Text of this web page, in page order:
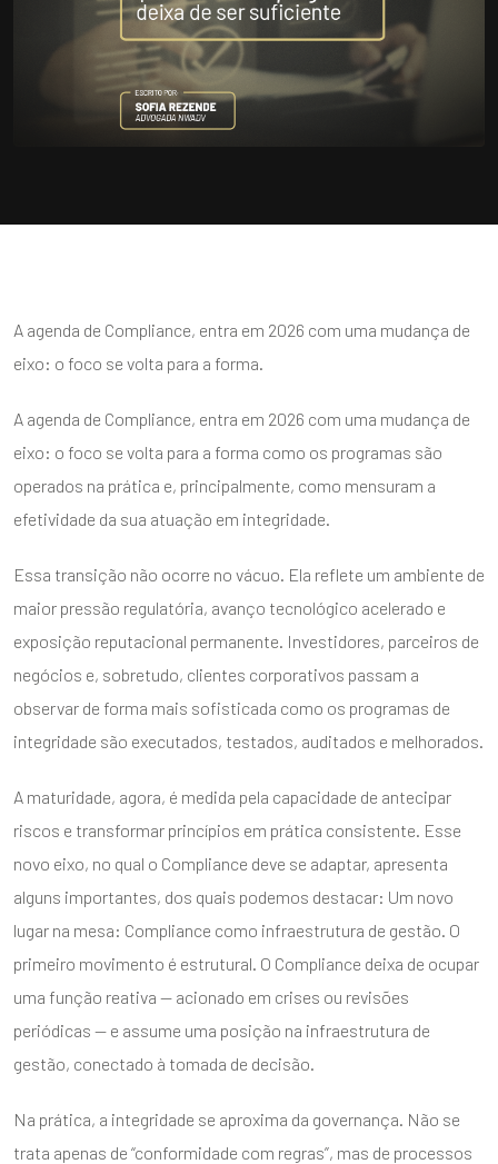
A agenda de Compliance, entra em 2026 com uma mudança de
eixo: o foco se volta para a forma.
A agenda de Compliance, entra em 2026 com uma mudança de
eixo: o foco se volta para a forma como os programas são
operados na prática e, principalmente, como mensuram a
efetividade da sua atuação em integridade.
Essa transição não ocorre no vácuo. Ela reflete um ambiente de
maior pressão regulatória, avanço tecnológico acelerado e
exposição reputacional permanente. Investidores, parceiros de
negócios e, sobretudo, clientes corporativos passam a
observar de forma mais sofisticada como os programas de
integridade são executados, testados, auditados e melhorados.
A maturidade, agora, é medida pela capacidade de antecipar
riscos e transformar princípios em prática consistente. Esse
novo eixo, no qual o Compliance deve se adaptar, apresenta
alguns importantes, dos quais podemos destacar: Um novo
lugar na mesa: Compliance como infraestrutura de gestão. O
primeiro movimento é estrutural. O Compliance deixa de ocupar
uma função reativa — acionado em crises ou revisões
periódicas — e assume uma posição na infraestrutura de
gestão, conectado à tomada de decisão.
Na prática, a integridade se aproxima da governança. Não se
trata apenas de “conformidade com regras”, mas de processos